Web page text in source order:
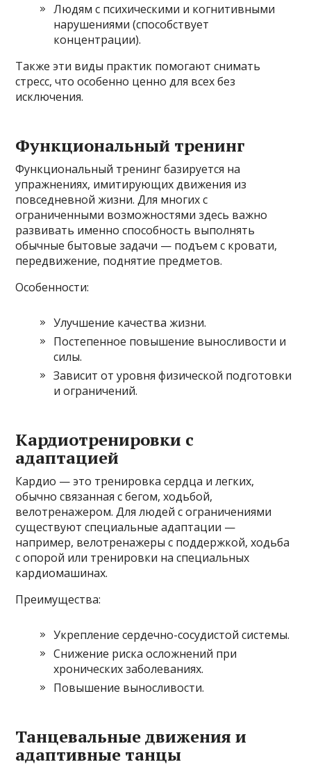
Людям с психическими и когнитивными
нарушениями (способствует
концентрации).
Также эти виды практик помогают снимать
стресс, что особенно ценно для всех без
исключения.
Функциональный тренинг
Функциональный тренинг базируется на
упражнениях, имитирующих движения из
повседневной жизни. Для многих с
ограниченными возможностями здесь важно
развивать именно способность выполнять
обычные бытовые задачи — подъем с кровати,
передвижение, поднятие предметов.
Особенности:
Улучшение качества жизни.
Постепенное повышение выносливости и
силы.
Зависит от уровня физической подготовки
и ограничений.
Кардиотренировки с
адаптацией
Кардио — это тренировка сердца и легких,
обычно связанная с бегом, ходьбой,
велотренажером. Для людей с ограничениями
существуют специальные адаптации —
например, велотренажеры с поддержкой, ходьба
с опорой или тренировки на специальных
кардиомашинах.
Преимущества:
Укрепление сердечно-сосудистой системы.
Снижение риска осложнений при
хронических заболеваниях.
Повышение выносливости.
Танцевальные движения и
адаптивные танцы